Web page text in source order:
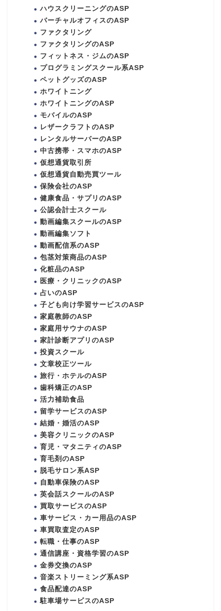
ハウスクリーニングのASP
バーチャルオフィスのASP
ファクタリング
ファクタリングのASP
フィットネス・ジムのASP
プログラミングスクール系ASP
ペットグッズのASP
ホワイトニング
ホワイトニングのASP
モバイルのASP
レザークラフトのASP
レンタルサーバーのASP
中古携帯・スマホのASP
仮想通貨取引所
仮想通貨自動売買ツール
保険会社のASP
健康食品・サプリのASP
公認会計士スクール
動画編集スクールのASP
動画編集ソフト
動画配信系のASP
包茎対策商品のASP
化粧品のASP
医療・クリニックのASP
占いのASP
子ども向け学習サービスのASP
家庭教師のASP
家庭用サウナのASP
家計診断アプリのASP
投資スクール
文章校正ツール
旅行・ホテルのASP
歯科矯正のASP
活力補助食品
留学サービスのASP
結婚・婚活のASP
美容クリニックのASP
育児・マタニティのASP
育毛剤のASP
脱毛サロン系ASP
自動車保険のASP
英会話スクールのASP
買取サービスのASP
車サービス・カー用品のASP
車買取査定のASP
転職・仕事のASP
通信講座・資格学習のASP
金券交換のASP
音楽ストリーミング系ASP
食品配達のASP
駐車場サービスのASP